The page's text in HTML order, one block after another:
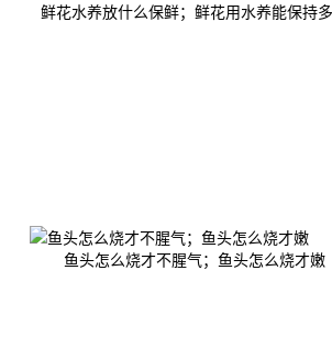
鲜花水养放什么保鲜；鲜花用水养能保持
鱼头怎么烧才不腥气；鱼头怎么烧才嫩